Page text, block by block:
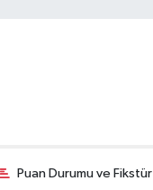
Puan Durumu ve Fikstür